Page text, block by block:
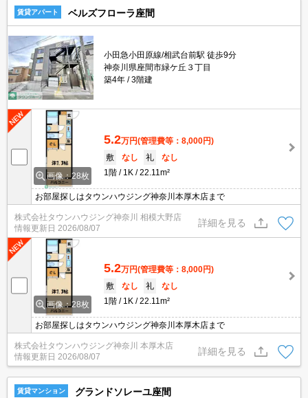
賃貸アパート ベルズフローラ座間
小田急小田原線/相武台前駅 徒歩9分
神奈川県座間市緑ケ丘３丁目
築4年
3階建
画像：28枚
5.2万円(管理費等：8,000円)
敷
なし 礼
なし
1階
1K 22.11m²
お部屋探しはタウンハウジング神奈川本厚木店まで
株式会社タウンハウジング神奈川 相模大野店
情報更新日 2026/08/07
詳細を見る
画像：28枚
5.2万円(管理費等：8,000円)
敷
なし 礼
なし
1階
1K 22.11m²
お部屋探しはタウンハウジング神奈川本厚木店まで
株式会社タウンハウジング神奈川 本厚木店
情報更新日 2026/08/07
詳細を見る
賃貸マンション グランドソレーユ座間